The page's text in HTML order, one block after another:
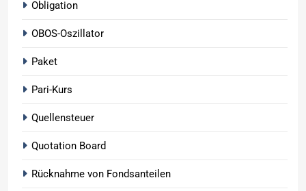
Obligation
OBOS-Oszillator
Paket
Pari-Kurs
Quellensteuer
Quotation Board
Rücknahme von Fondsanteilen